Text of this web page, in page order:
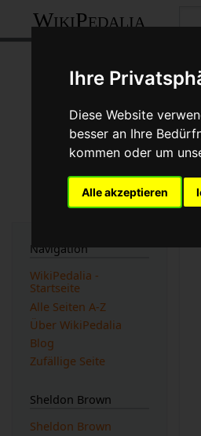
Ihre
Diese Website
besser an Ihre
kommen oder um
Alle akzeptieren
WikiPedalia
Navigation
WikiPedalia -
Startseite
Alle Seiten A-Z
Über WikiPedalia
Blog
Zufällige Seite
Sheldon Brown
Sheldon Brown